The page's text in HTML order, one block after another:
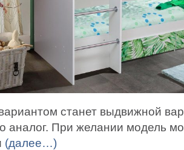
станет выдвижной
аналог. При желании модель
(далее…)